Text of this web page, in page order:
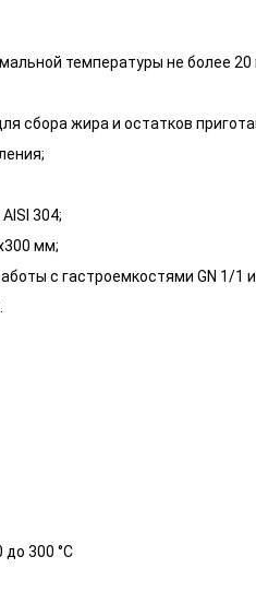
температуры не более 20
сбора жира и остатков
304;
мм;
с гастроемкостями GN 1/1 и
300 °С